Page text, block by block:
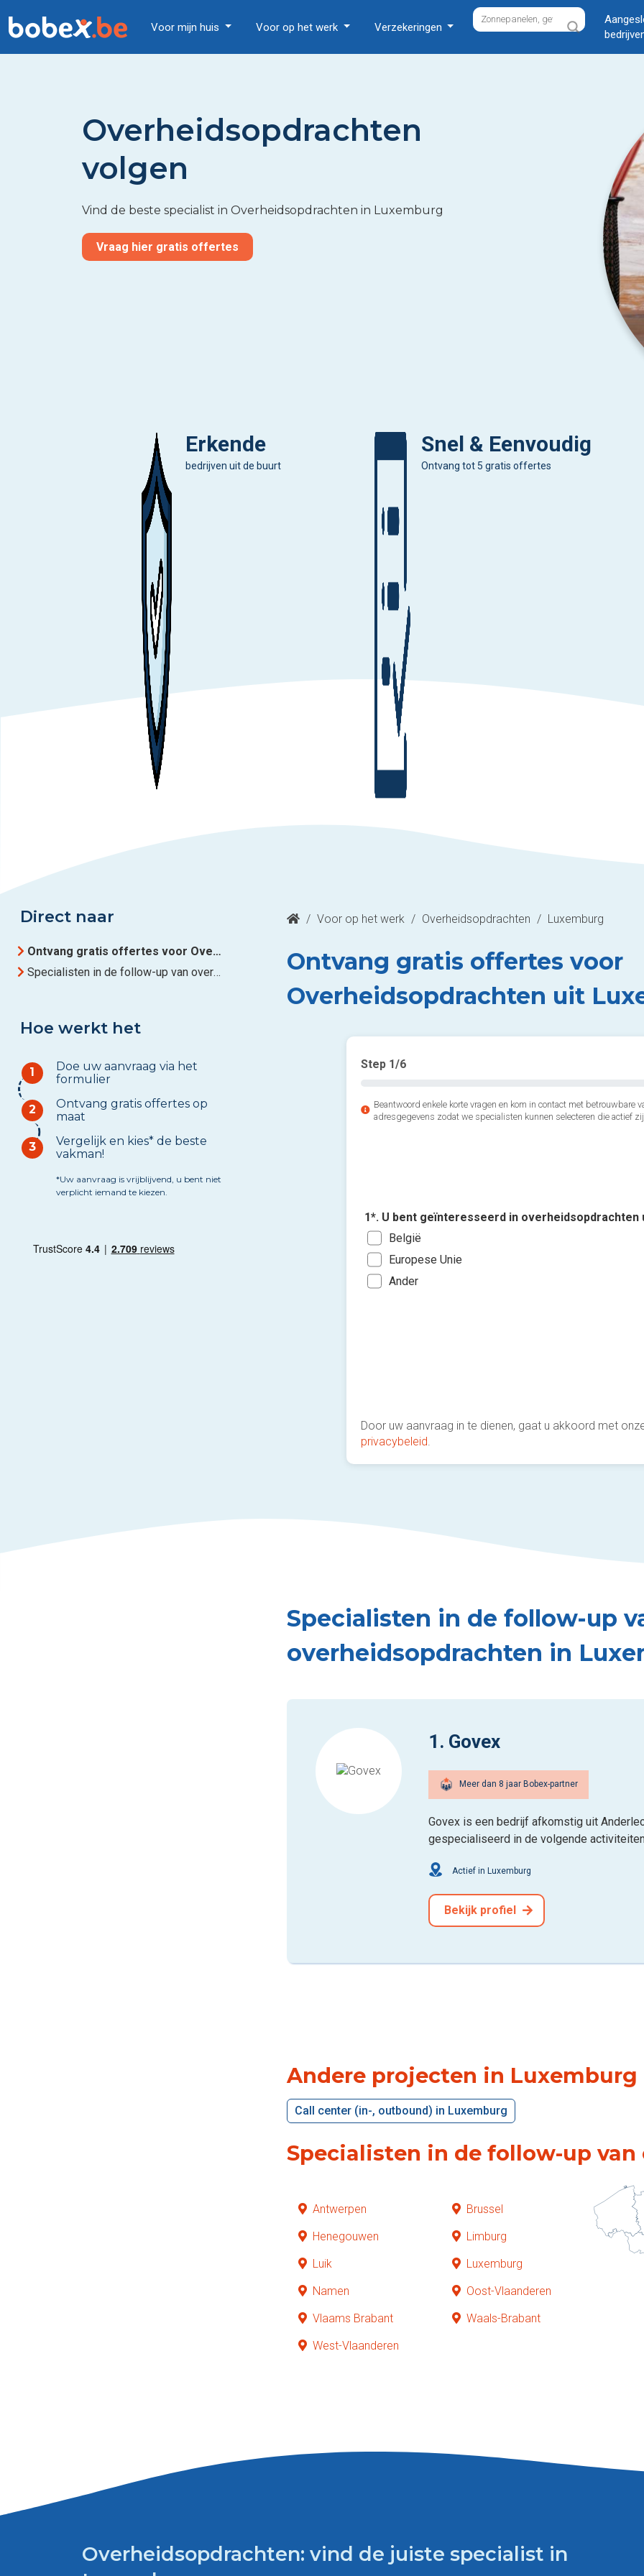
Voor mijn huis Voor op het werk Verzekeringen
Overheidsopdrachten
volgen
Vind de beste specialist in Overheidsopdrachten in Luxemburg
Vraag hier gratis offertes
Erkende
bedrijven uit de buurt
Snel & Eenvoudig
Ontvang tot 5 gratis offertes
Direct naar
Ontvang gratis offertes voor Overheidsopdrachten uit Luxemburg
Specialisten in de follow-up van overheidsopdrachten in Luxemburg
Hoe werkt het
1
Doe uw aanvraag via het
formulier
2
Ontvang gratis offertes op
maat
3
Vergelijk en kies* de beste
vakman!
*Uw aanvraag is vrijblijvend, u bent niet
verplicht iemand te kiezen.
/ Voor op het werk / Overheidsopdrachten / Luxemburg
Ontvang gratis offertes voor
Overheidsopdrachten uit
Step 1/6
Beantwoord enkele korte vragen en kom in contact met betrouwbare
adresgegevens zodat we specialisten kunnen selecteren die actief
1*. U bent geïnteresseerd in overheidsopdrachten
België
Europese Unie
Ander
Door uw aanvraag in te dienen, gaat u akkoord met
privacybeleid.
Specialisten in de follow-up
overheidsopdrachten in
1. Govex
Meer dan 8 jaar Bobex-partner
Govex is een bedrijf afkomstig uit
gespecialiseerd in de volgende
Actief in Luxemburg
Bekijk profiel
Andere projecten in Luxemburg
Call center (in-, outbound) in Luxemburg
Specialisten in de follow-up
Antwerpen
Brussel
Henegouwen
Limburg
Luik
Luxemburg
Namen
Oost-Vlaanderen
Vlaams Brabant
Waals-Brabant
West-Vlaanderen
Overheidsopdrachten: vind de juiste specialist in